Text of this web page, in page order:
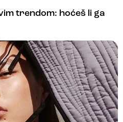
trendom: hoćeš li ga